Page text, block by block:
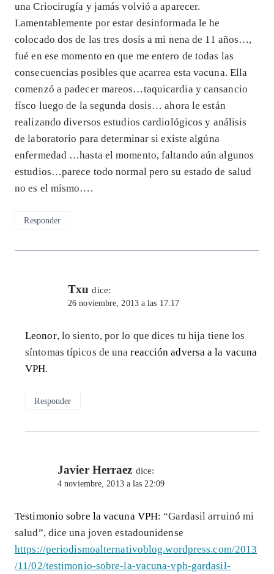
una Criocirugía y jamás volvió a aparecer.
Lamentablemente por estar desinformada le he
colocado dos de las tres dosis a mi nena de 11 años…,
fué en ese momento en que me entero de todas las
consecuencias posibles que acarrea esta vacuna. Ella
comenzó a padecer mareos…taquicardia y cansancio
físco luego de la segunda dosis… ahora le están
realizando diversos estudios cardiológicos y análisis
de laboratorio para determinar si existe algúna
enfermedad …hasta el momento, faltando aún algunos
estudios…parece todo normal pero su estado de salud
no es el mismo….
Responder
Txu dice:
26 noviembre, 2013 a las 17:17
Leonor, lo siento, por lo que dices tu hija tiene los
síntomas típicos de unareacción adversa a la vacuna
VPH.
Responder
Javier Herraez dice:
4 noviembre, 2013 a las 22:09
Testimonio sobre la vacuna VPH: “Gardasil arruinó mi
salud”, dice una joven estadounidense
https://periodismoalternativoblog.wordpress.com/2013
/11/02/testimonio-sobre-la-vacuna-vph-gardasil-